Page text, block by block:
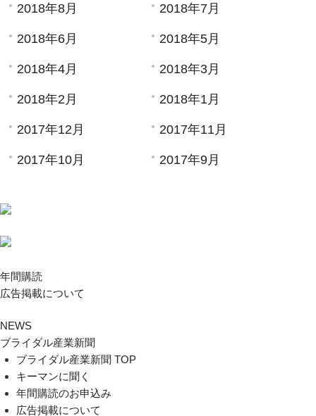
2018年8月 2018年7月
2018年6月 2018年5月
2018年4月 2018年3月
2018年2月 2018年1月
2017年12月 2017年11月
2017年10月 2017年9月
年間購読
広告掲載について
NEWS
ブライダル産業新聞
ブライダル産業新聞 TOP
キーマンに聞く
年間購読のお申込み
広告掲載について